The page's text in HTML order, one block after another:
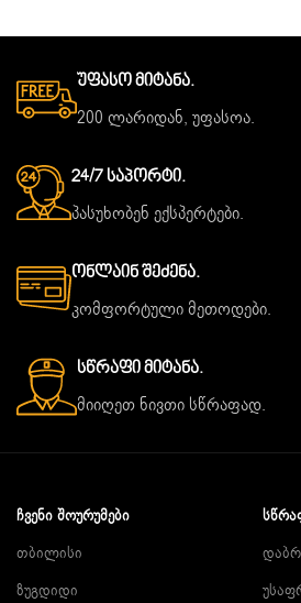
Უფასო Მიტანა.
200 ლარიდან, უფასოა.
24/7 Საპორტი.
პასუხობენ ექსპერტები.
Ონლაინ Შეძენა.
კომფორტული მეთოდები.
Სწრაფი Მიტანა.
მიიღეთ ნივთი სწრაფად.
ᲩᲕᲔᲜᲘ ᲨᲝᲣᲠᲣᲛᲔᲑᲘ
თბილისი
ზუგდიდი